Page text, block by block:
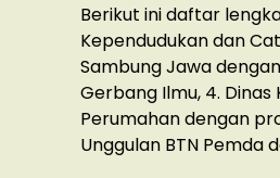
Berikut ini daftar
Kependudukan dan
Sambung Jawa
Gerbang Ilmu, 4.
Perumahan dengan
Unggulan BTN Pemda